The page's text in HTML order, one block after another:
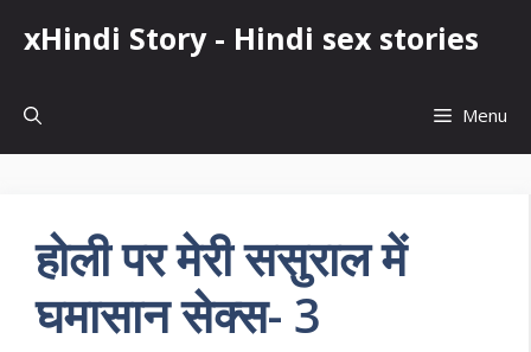
xHindi Story - Hindi sex stories
Menu
होली पर मेरी ससुराल में
घमासान सेक्स- 3